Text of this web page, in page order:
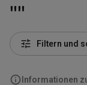
""
Informationen
Filtern und